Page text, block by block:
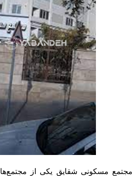
مجتمع مسکونی شقایق یکی از